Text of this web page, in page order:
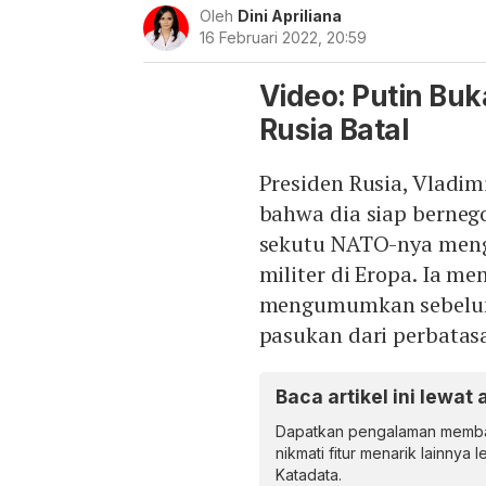
Oleh Dini Apriliana
16 Februari 2022, 20:59
Video: Putin
Rusia Batal
Presiden Rusia,
bahwa dia siap
sekutu NATO-nya
militer di Eropa. Ia
mengumumkan
pasukan dari
Baca artikel ini lewat
Dapatkan pengalaman
nikmati fitur menarik lainnya
Katadata.